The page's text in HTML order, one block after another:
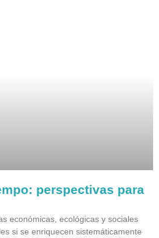
perspectivas para
económicas, ecológicas y sociales
si se enriquecen sistemáticamente